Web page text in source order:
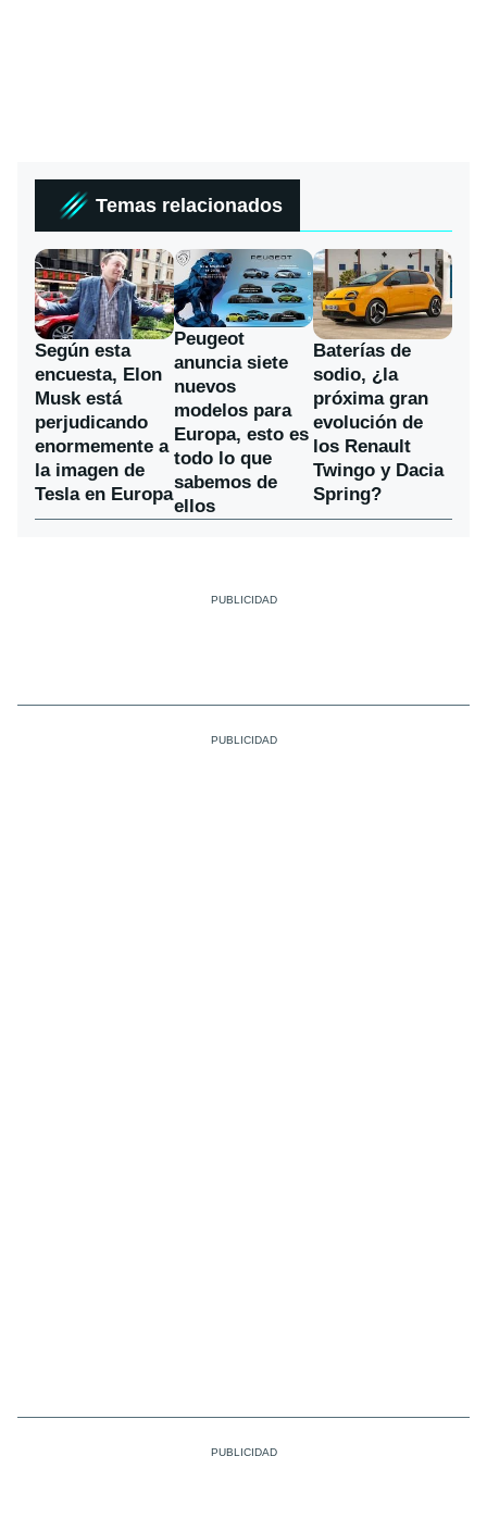
Temas relacionados
Según esta
encuesta, Elon
Musk está
perjudicando
enormemente a
la imagen de
Tesla en Europa
Peugeot
anuncia siete
nuevos
modelos para
Europa, esto es
todo lo que
sabemos de
ellos
Baterías de
sodio, ¿la
próxima gran
evolución de
los Renault
Twingo y Dacia
Spring?